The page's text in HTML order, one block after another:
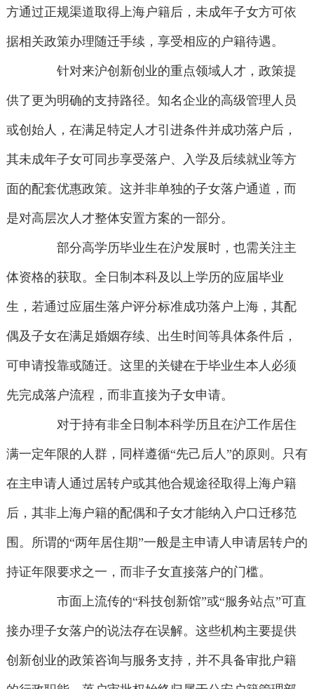
方通过正规渠道取得上海户籍后，未成年子女方可依
据相关政策办理随迁手续，享受相应的户籍待遇。
针对来沪创新创业的重点领域人才，政策提
供了更为明确的支持路径。知名企业的高级管理人员
或创始人，在满足特定人才引进条件并成功落户后，
其未成年子女可同步享受落户、入学及后续就业等方
面的配套优惠政策。这并非单独的子女落户通道，而
是对高层次人才整体安置方案的一部分。
部分高学历毕业生在沪发展时，也需关注主
体资格的获取。全日制本科及以上学历的应届毕业
生，若通过应届生落户评分标准成功落户上海，其配
偶及子女在满足婚姻存续、出生时间等具体条件后，
可申请投靠或随迁。这里的关键在于毕业生本人必须
先完成落户流程，而非直接为子女申请。
对于持有非全日制本科学历且在沪工作居住
满一定年限的人群，同样遵循“先己后人”的原则。只有
在主申请人通过居转户或其他合规途径取得上海户籍
后，其非上海户籍的配偶和子女才能纳入户口迁移范
围。所谓的“两年居住期”一般是主申请人申请居转户的
持证年限要求之一，而非子女直接落户的门槛。
市面上流传的“科技创新馆”或“服务站点”可直
接办理子女落户的说法存在误解。这些机构主要提供
创新创业的政策咨询与服务支持，并不具备审批户籍